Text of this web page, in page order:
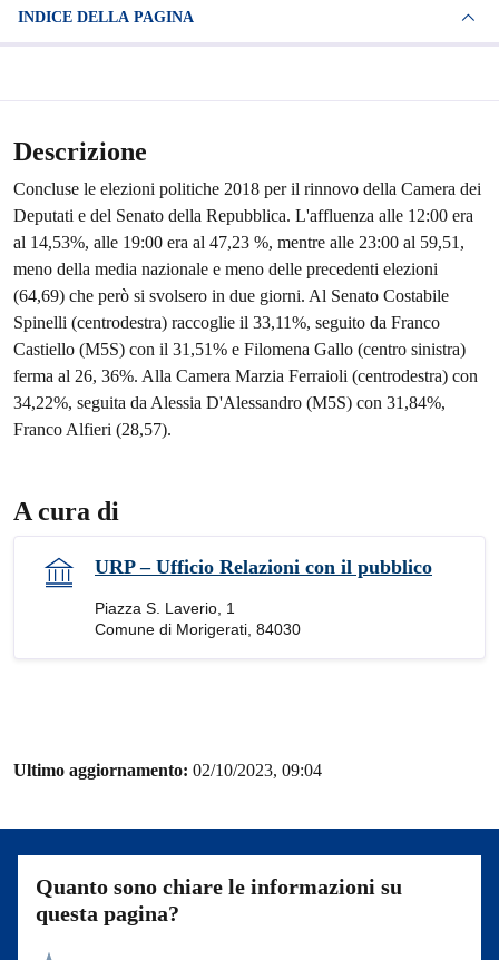
INDICE DELLA PAGINA
Descrizione
Concluse le elezioni politiche 2018 per il rinnovo della Camera dei
Deputati e del Senato della Repubblica. L'affluenza alle 12:00 era
al 14,53%, alle 19:00 era al 47,23 %, mentre alle 23:00 al 59,51,
meno della media nazionale e meno delle precedenti elezioni
(64,69) che però si svolsero in due giorni. Al Senato Costabile
Spinelli (centrodestra) raccoglie il 33,11%, seguito da Franco
Castiello (M5S) con il 31,51% e Filomena Gallo (centro sinistra)
ferma al 26, 36%. Alla Camera Marzia Ferraioli (centrodestra) con
34,22%, seguita da Alessia D'Alessandro (M5S) con 31,84%,
Franco Alfieri (28,57).
A cura di
URP – Ufficio Relazioni con il pubblico
Piazza S. Laverio, 1
Comune di Morigerati, 84030
Ultimo aggiornamento: 02/10/2023, 09:04
Quanto sono chiare le informazioni su
questa pagina?